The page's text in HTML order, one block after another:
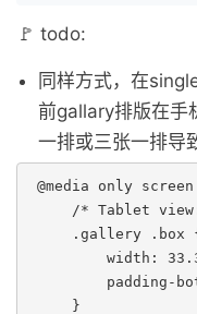
🚩 todo:
同样方式，在
前gallary排版在手
一排或三张一排导